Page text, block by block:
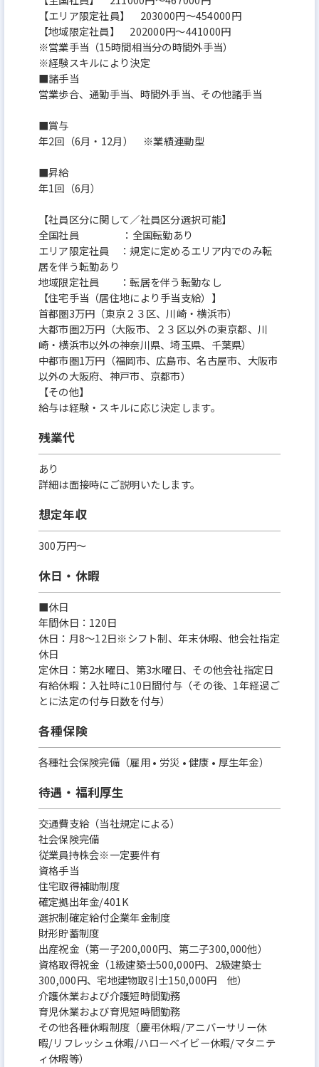
【エリア限定社員】 203000円～454000円
【地域限定社員】 202000円～441000円
※営業手当（15時間相当分の時間外手当）
※経験スキルにより決定
■諸手当
営業歩合、通勤手当、時間外手当、その他諸手当
■賞与
年2回（6月・12月） ※業績連動型
■昇給
年1回（6月）
【社員区分に関して／社員区分選択可能】
全国社員 ：全国転勤あり
エリア限定社員 ：規定に定めるエリア内でのみ転
居を伴う転勤あり
地域限定社員 ：転居を伴う転勤なし
【住宅手当（居住地により手当支給）】
首都圏3万円（東京２３区、川崎・横浜市）
大都市圏2万円（大阪市、２３区以外の東京都、川
崎・横浜市以外の神奈川県、埼玉県、千葉県）
中都市圏1万円（福岡市、広島市、名古屋市、大阪市
以外の大阪府、神戸市、京都市）
【その他】
給与は経験・スキルに応じ決定します。
残業代
あり
詳細は面接時にご説明いたします。
想定年収
300万円〜
休日・休暇
■休日
年間休日：120日
休日：月8～12日※シフト制、年末休暇、他会社指定
休日
定休日：第2水曜日、第3水曜日、その他会社指定日
有給休暇：入社時に10日間付与（その後、1年経過ご
とに法定の付与日数を付与）
各種保険
各種社会保険完備（雇用 • 労災 • 健康 • 厚生年金）
待遇・福利厚生
交通費支給（当社規定による）
社会保険完備
従業員持株会※一定要件有
資格手当
住宅取得補助制度
確定拠出年金/401K
選択制確定給付企業年金制度
財形貯蓄制度
出産祝金（第一子200,000円、第二子300,000他）
資格取得祝金（1級建築士500,000円、2級建築士
300,000円、宅地建物取引士150,000円 他）
介護休業および介護短時間勤務
育児休業および育児短時間勤務
その他各種休暇制度（慶弔休暇/アニバーサリー休
暇/リフレッシュ休暇/ハローベイビー休暇/マタニテ
ィ休暇等）